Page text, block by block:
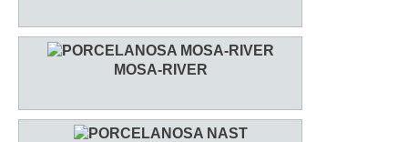
MOSA-RIVER